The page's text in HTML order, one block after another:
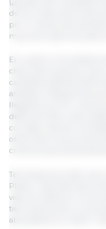
de los costos de
por lo menos eso
muy buen ejercicio para
En cuanto a los sufridos
charcuteros parece que
cambiará radicalmente
amables. Después de
llegando, por fin, una
debe permitir a ese
con algo más de
otoño será muy
creemos que ya iba
Terminaremos este mes
Platón: “Aplícate tanto
vida. Sin esfuerzo no se
tierra sea buena, no se
abundante sin cultivo”.